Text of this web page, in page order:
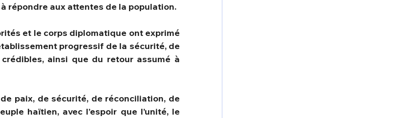
répondre aux attentes de la population.
et le corps diplomatique ont exprimé
progressif de la sécurité, de
ainsi que du retour assumé à
paix, de sécurité, de réconciliation, de
haïtien, avec l’espoir que l’unité, le